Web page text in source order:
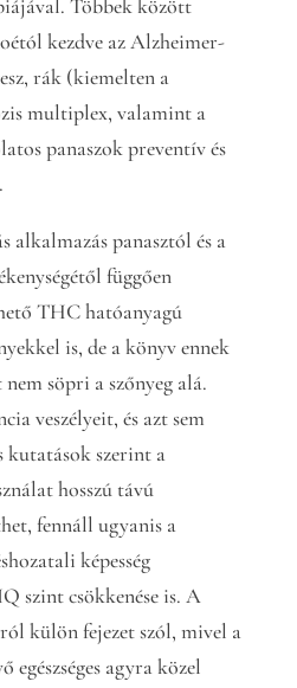
Többek között
kezdve az Alzheimer-
rák (kiemelten a
multiplex, valamint a
panaszok preventív és
alkalmazás panasztól és a
függően
THC hatóanyagú
is, de a könyv ennek
nem söpri a szőnyeg alá.
veszélyeit, és azt sem
kutatások szerint a
hosszú távú
fennáll ugyanis a
képesség
szint csökkenése is. A
külön fejezet szól, mivel a
egészséges agyra közel